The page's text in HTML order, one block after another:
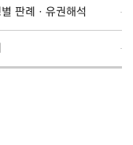
판례ㆍ유권해석